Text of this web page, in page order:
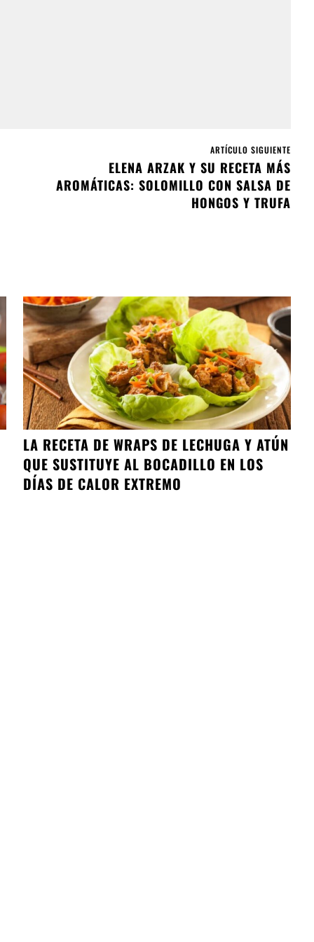
ARTÍCULO SIGUIENTE
ELENA ARZAK Y SU RECETA MÁS
AROMÁTICAS: SOLOMILLO CON SALSA DE
HONGOS Y TRUFA
LA RECETA DE WRAPS DE LECHUGA Y ATÚN
QUE SUSTITUYE AL BOCADILLO EN LOS
DÍAS DE CALOR EXTREMO